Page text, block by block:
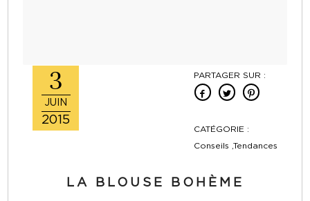
3
JUIN
2015
PARTAGER SUR :
CATÉGORIE :
Conseils ,Tendances
LA BLOUSE BOHÈME